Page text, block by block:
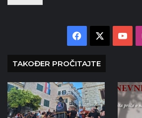
Facebook
TAKOĐER PROČITAJTE